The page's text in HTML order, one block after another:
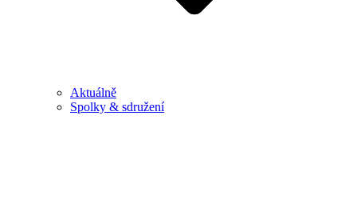
Aktuálně
Spolky & sdružení